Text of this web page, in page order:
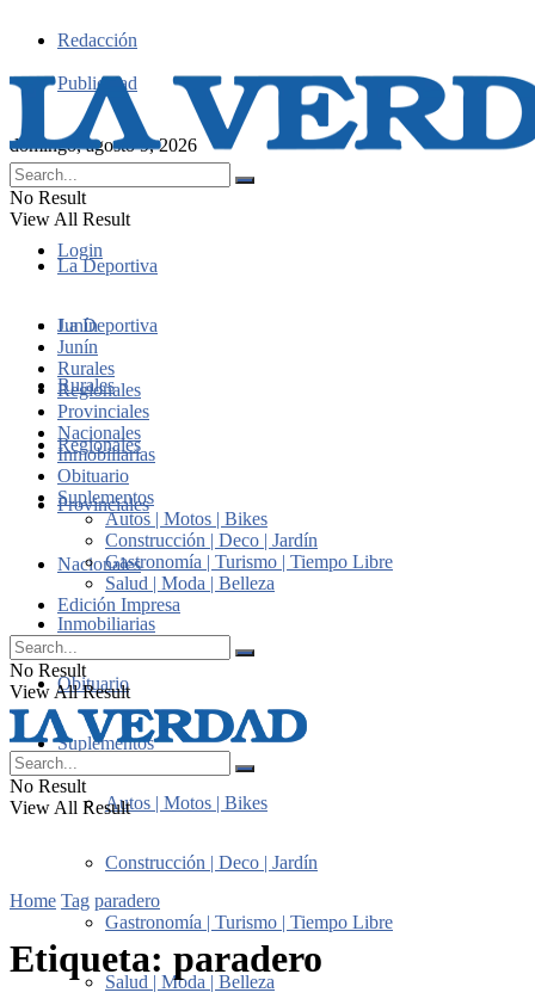
Redacción
Publicidad
domingo, agosto 9, 2026
Login
No Result
View All Result
La Deportiva
Junín
Rurales
Regionales
Provinciales
Nacionales
Inmobiliarias
Obituario
Suplementos
Autos | Motos | Bikes
Construcción | Deco | Jardín
Gastronomía | Turismo | Tiempo Libre
Salud | Moda | Belleza
La Deportiva
Junín
Rurales
Regionales
Provinciales
Nacionales
Inmobiliarias
Obituario
Suplementos
Autos | Motos | Bikes
Construcción | Deco | Jardín
Gastronomía | Turismo | Tiempo Libre
Salud | Moda | Belleza
Edición Impresa
No Result
View All Result
No Result
View All Result
Home Tag paradero
Etiqueta: paradero